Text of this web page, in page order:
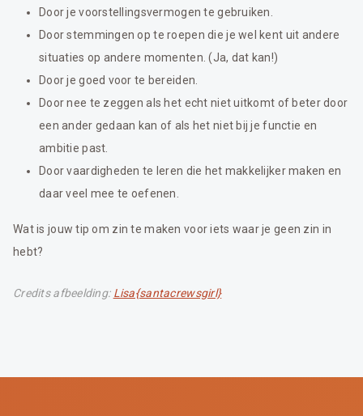
Door je voorstellingsvermogen te gebruiken.
Door stemmingen op te roepen die je wel kent uit andere
situaties op andere momenten. (Ja, dat kan!)
Door je goed voor te bereiden.
Door nee te zeggen als het echt niet uitkomt of beter door
een ander gedaan kan of als het niet bij je functie en
ambitie past.
Door vaardigheden te leren die het makkelijker maken en
daar veel mee te oefenen.
Wat is jouw tip om zin te maken voor iets waar je geen zin in
hebt?
Credits afbeelding: Lisa{santacrewsgirl}